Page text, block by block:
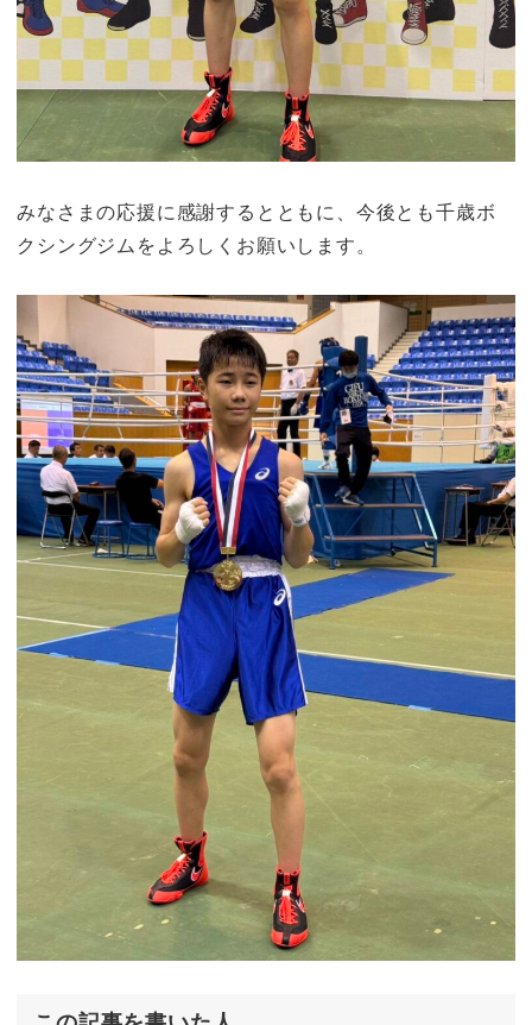
みなさまの応援に感謝するとともに、今後とも千歳ボ
クシングジムをよろしくお願いします。